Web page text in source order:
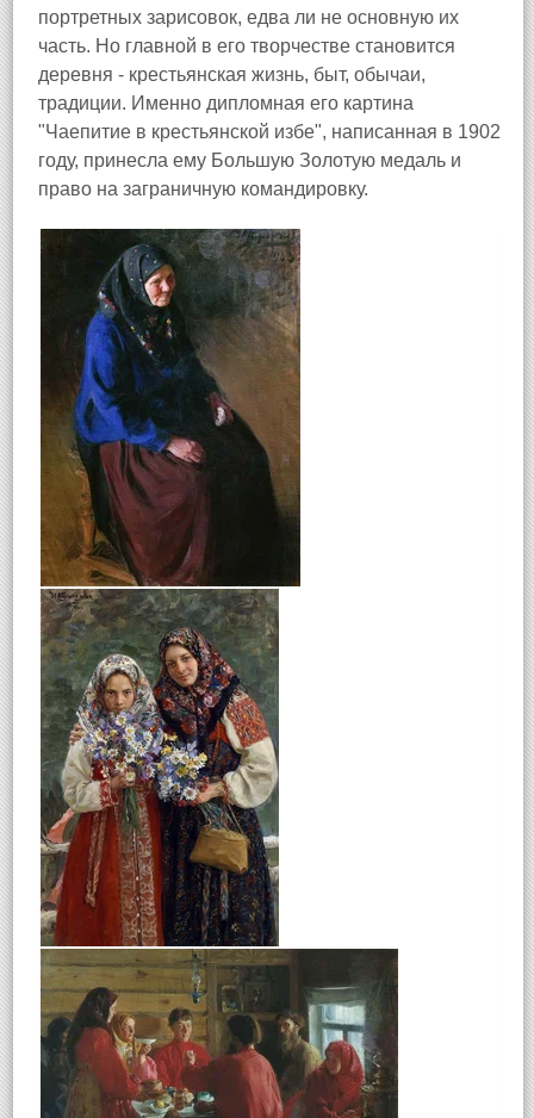
портретных зарисовок, едва ли не основную их
часть. Но главной в его творчестве становится
деревня - крестьянская жизнь, быт, обычаи,
традиции. Именно дипломная его картина
"Чаепитие в крестьянской избе", написанная в 1902
году, принесла ему Большую Золотую медаль и
право на заграничную командировку.